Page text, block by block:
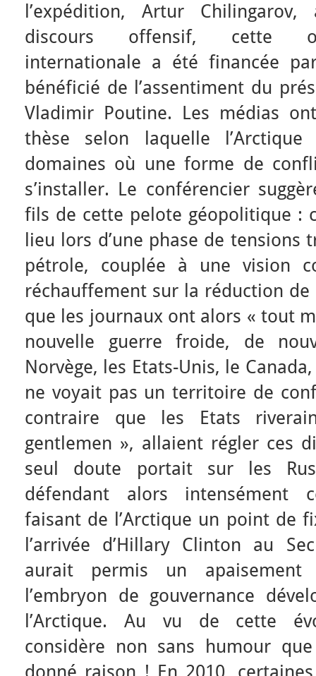
l’expédition, Artur
discours offensif, cette
internationale a été financée
bénéficié de l’assentiment du
Vladimir Poutine. Les médias
thèse selon laquelle
domaines où une forme de
s’installer. Le conférencier
fils de cette pelote géopolitique :
lieu lors d’une phase de
pétrole, couplée à une vision
réchauffement sur la réduction
que les journaux ont alors « tout
nouvelle guerre froide, de
Norvège, les Etats-Unis, le
ne voyait pas un territoire de
contraire que les Etats
gentlemen », allaient régler ces
seul doute portait sur les
défendant alors intensément
faisant de l’Arctique un point de
l’arrivée d’Hillary Clinton au
aurait permis un apaisement
l’embryon de gouvernance
l’Arctique. Au vu de cette
considère non sans humour
donné raison ! En 2010,